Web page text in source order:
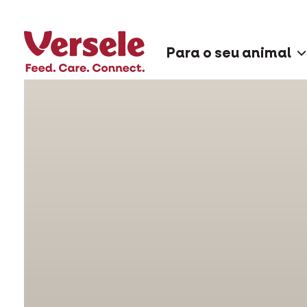
Para o seu animal